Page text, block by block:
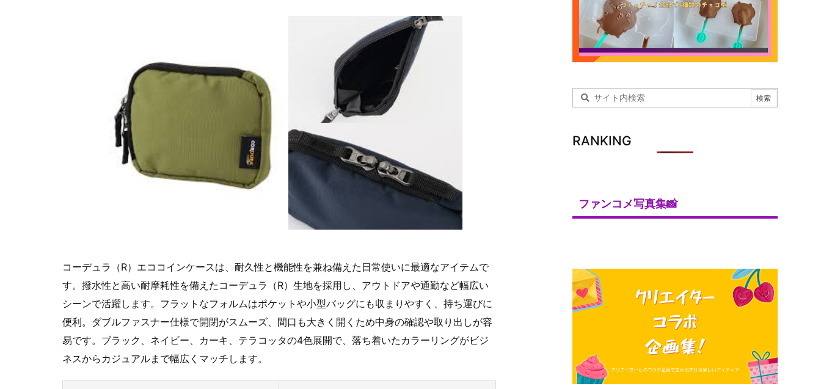
コーデュラ（R）エココインケースは、耐久性と機能性を兼ね備えた日常使いに最適なアイテムで
す。撥水性と高い耐摩耗性を備えたコーデュラ（R）生地を採用し、アウトドアや通勤など幅広い
シーンで活躍します。フラットなフォルムはポケットや小型バッグにも収まりやすく、持ち運びに
便利。ダブルファスナー仕様で開閉がスムーズ、間口も大きく開くため中身の確認や取り出しが容
易です。ブラック、ネイビー、カーキ、テラコッタの4色展開で、落ち着いたカラーリングがビジ
ネスからカジュアルまで幅広くマッチします。
RANKING
ファンコメ写真集📸